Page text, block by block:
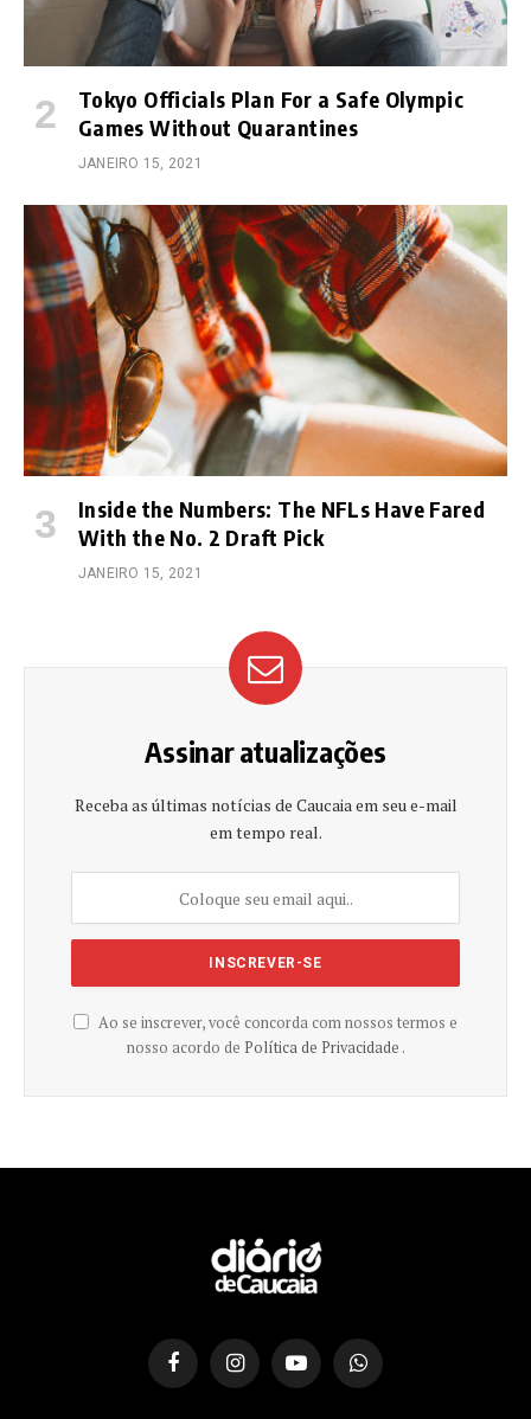
Tokyo Officials Plan For a Safe Olympic
Games Without Quarantines
JANEIRO 15, 2021
Inside the Numbers: The NFLs Have Fared
With the No. 2 Draft Pick
JANEIRO 15, 2021
Assinar atualizações
Receba as últimas notícias de Caucaia em seu e-mail
em tempo real.
Ao se inscrever, você concorda com nossos termos e
nosso acordo de Política de Privacidade .
FacebookInstagramYouTubeWhatsApp